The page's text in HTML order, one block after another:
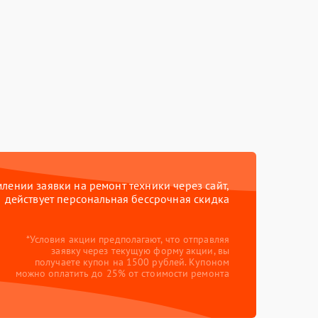
заявки на ремонт техники через сайт,
действует персональная бессрочная скидка
*Условия акции предполагают, что отправляя
заявку через текущую форму акции, вы
получаете купон на 1500 рублей. Купоном
можно оплатить до 25% от стоимости ремонта